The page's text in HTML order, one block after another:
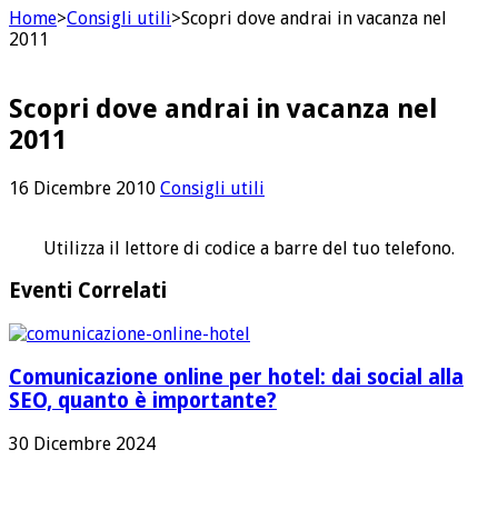
Home>Consigli utili>Scopri dove andrai in vacanza nel
2011
Scopri dove andrai in vacanza nel
2011
16 Dicembre 2010 Consigli utili
Utilizza il lettore di codice a barre del tuo telefono.
Eventi Correlati
Comunicazione online per hotel: dai social alla
SEO, quanto è importante?
30 Dicembre 2024